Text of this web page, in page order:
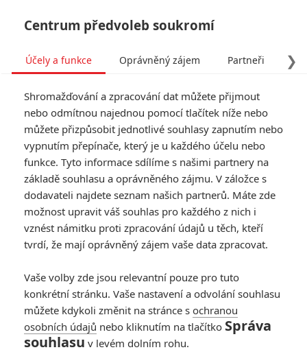
Ghost Rider
Je tomu už dávno, co hvězdný
motocyklový kaskadér Johnny
Blaze (Nicolas Cage) uzavřel
smlouvu s ďáblem, aby tak
má nejblíže - svého otce a
dětskou lásku Roxanne (Eva
Mendes). Nyní si však ďábel
přišel vybrat svůj dluh. Přes den
Johnny zůstává špičkovým
kaskadérem, ale po setmění se
Centrum předvoleb soukromí
❯
Účely a funkce Oprávněný zájem Partneři
Shromažďování a zpracování dat můžete přijmout
nebo odmítnou najednou pomocí tlačítek níže nebo
můžete přizpůsobit jednotlivé souhlasy zapnutím nebo
vypnutím přepínače, který je u každého účelu nebo
funkce. Tyto informace sdílíme s našimi partnery na
základě souhlasu a oprávněného zájmu. V záložce s
dodavateli najdete seznam našich partnerů. Máte zde
možnost upravit váš souhlas pro každého z nich i
vznést námitku proti zpracování údajů u těch, kteří
tvrdí, že mají oprávněný zájem vaše data zpracovat.
Vaše volby zde jsou relevantní pouze pro tuto
konkrétní stránku. Vaše nastavení a odvolání souhlasu
můžete kdykoli změnit na stránce s ochranou
osobních údajů nebo kliknutím na tlačítko Správa
souhlasu v levém dolním rohu.